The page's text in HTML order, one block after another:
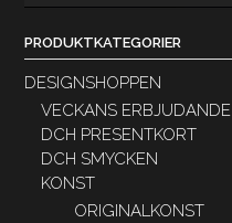
PRODUKTKATEGORIER
DESIGNSHOPPEN
VECKANS ERBJUDANDE
DCH PRESENTKORT
DCH SMYCKEN
KONST
ORIGINALKONST